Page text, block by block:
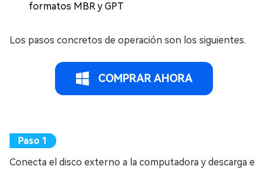
formatos MBR y GPT
Los pasos concretos de operación son los siguientes.
COMPRAR AHORA
Conecta el disco externo a la computadora y descarga e